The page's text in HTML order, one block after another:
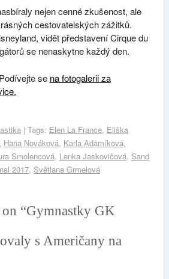
nejen cenné zkušenost, ale
cestovatelských zážitků.
vidět představení Cirque du
se nenaskytne každý den.
se na fotogalerii za
| Tags: Elen La France, Eliška
Hana Nováková, Karla Adamíková,
Smolencová, Lenka Jaskovičová, Sand
2017, Světlana Grmelová
“Gymnastky GK
s Američany na